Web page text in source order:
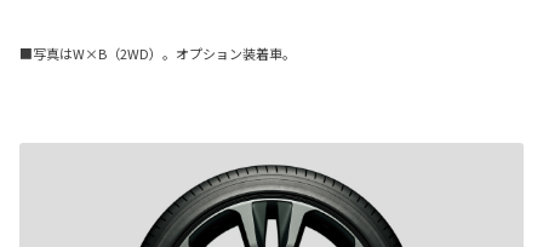
■写真はW×B（2WD）。オプション装着車。